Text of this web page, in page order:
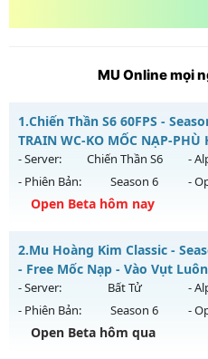
MU Online mọi
1.Chiến Thần S6 60FPS -
TRAIN WC-KO MỐC NẠP-PHÙ
- Server: Chiến Thần S6 -
- Phiên Bản:
Season 6 -
Open Beta hôm nay
Chiến Thần S6 60FPS - TRAIN
CÀYCUỐC
Mu mới ra tháng 08 2026 - Mở
19h ngày 09/08/2626
Exp: 500x - Drop: 30%
2.Mu Hoàng Kim Classic -
- Free Mốc Nạp - Vào Vụt
- Server: Bất Tử -
- Phiên Bản:
Season 6 -
Open Beta hôm qua